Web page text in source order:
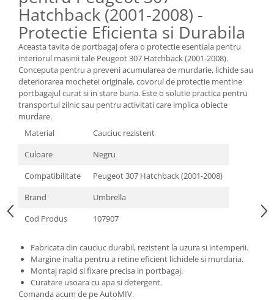
Pompa Spalator Parbriz
Accesorii Camioane
Lampi si Proiectoare Camion
Marcaje si Echipamente de
Siguranta
Accesorii Cabina Camion
Echipamente Electrice si
Pneumatice
Echipamente ADR si Utilitare
Uleiuri si Lichide Auto
Aditivi Combustibil
Aditivi Ulei Motor
Servodirectie
Antigel
Spray Curatare Frane
Hatchback (2001-2008) -
Protectie Eficienta si Durabila
Aceasta tavita de portbagaj ofera o protectie esentiala pentru
interiorul masinii tale Peugeot 307 Hatchback (2001-2008).
Conceputa pentru a preveni acumularea de murdarie, lichide sau
deteriorarea mochetei originale, covorul de protectie mentine
portbagajul curat si in stare buna. Este o solutie practica pentru
transportul zilnic sau pentru activitati care implica obiecte
murdare.
Material
Cauciuc rezistent
Culoare
Negru
Compatibilitate
Peugeot 307 Hatchback (2001-2008)
Brand
Umbrella
Cod Produs
107907
Fabricata din cauciuc durabil, rezistent la uzura si intemperii.
Margine inalta pentru a retine eficient lichidele si murdaria.
Montaj rapid si fixare precisa in portbagaj.
Curatare usoara cu apa si detergent.
Comanda acum de pe AutoMIV.